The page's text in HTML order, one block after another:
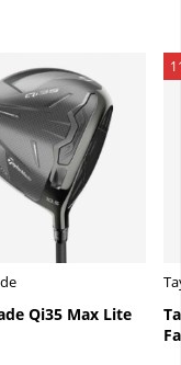
Qi35 Max Lite